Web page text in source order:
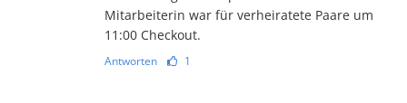
Mitarbeiterin war für verheiratete Paare um
11:00 Checkout.
Antworten 1